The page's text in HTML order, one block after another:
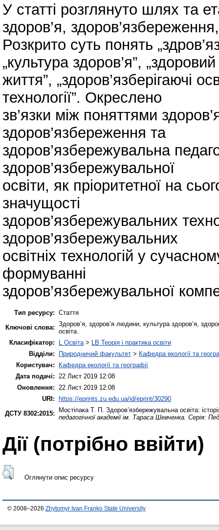
У статті розглянуто шлях та
здоров’я,
Розкрито суть понять
„культура здоров’я”,
життя”, „здоров’язберігаючі
технології”. Окреслено
зв’язки між поняттями
здоров’язбереження та
здоров’язбережувальна
здоров’язбережувальної
освіти, як пріоритетної на
значущості
здоров’язбережувальних
здоров’язбережувальних
освітніх технологій у
формуванні
здоров’язбережувальної
Тип ресурсу: Стаття
Ключові слова: Здоров’я, здоров’я людини, культура здоров’я,
освіта.
Класифікатор:
L Освіта > LB Теорія і практика освіти
Відділи:
Природничий факультет > Кафедра екології та
Користувач:
Кафедра екології та географії
Дата подачі:
22 Лист 2019 12:08
Оновлення:
22 Лист 2019 12:08
URI: https://eprints.zu.edu.ua/id/eprint/30290
ДСТУ 8302:2015:
Мостіпака Т. П. Здоров’язбережувальна освіта:
педагогічної академії ім. Тараса Шевченка. Серія:
Дії ​​(потрібно ввійти)
Оглянути опис ресурсу
© 2008–2026 Zhytomyr Ivan Franko State University